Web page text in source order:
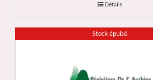
Détails
Stock épuisé